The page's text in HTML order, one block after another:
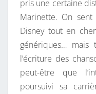
pris une certaine
Marinette. On
Disney tout en
génériques… mais
l’écriture des
peut-être que
poursuivi sa